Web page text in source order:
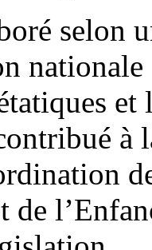
selon
nationale
et
à
de